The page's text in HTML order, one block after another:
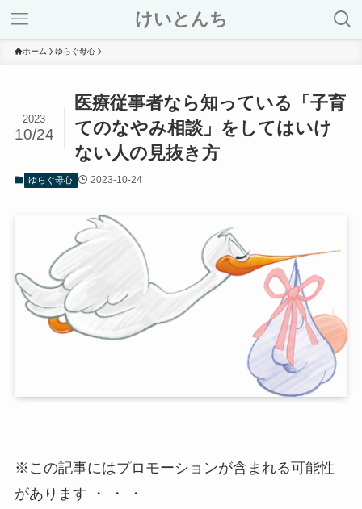
けいとんち
ホーム ゆらぐ母心
医療従事者なら知っている「子育
てのなやみ相談」をしてはいけ
ない人の見抜き方
2023
10/24
ゆらぐ母心 2023-10-24
※この記事にはプロモーションが含まれる可能性
があります ・ ・ ・